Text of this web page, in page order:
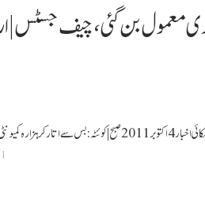
گئی، چیف جسٹس|اردو سکائی صبح
اتار کر ہزارہ کمیونٹی کے 13افراد کو قتل کر دیا گیا